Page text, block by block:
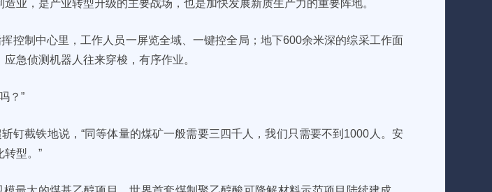
业，是产业转型升级的主要战场，也是加快发展新质生产力的重要阵地。
挥控制中心里，工作人员一屏览全域、一键控全局；地下600余米深的综采工作面
急侦测机器人往来穿梭，有序作业。
？”
钉截铁地说，“同等体量的煤矿一般需要三四千人，我们只需要不到1000人。安
转型。”